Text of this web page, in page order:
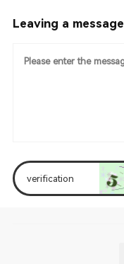
Leaving a message